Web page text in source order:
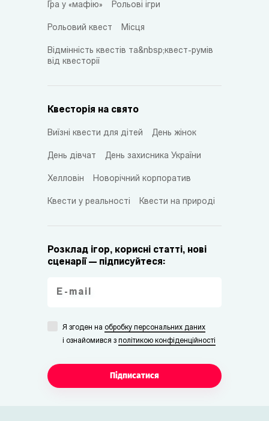
Гра у «мафію» Рольові ігри
Рольовий квест Місця
Відмінність квестів та&nbsp;квест-румів
від квесторії
Квесторія на свято
Виїзні квести для дітей День жінок
День дівчат День захисника України
Хелловін Новорічний корпоратив
Квести у реальності Квести на природі
Розклад ігор, корисні статті, нові
сценарії — підписуйтеся:
Я згоден на обробку персональних даних
i ознайомився з політикою конфіденційності
Підписатися